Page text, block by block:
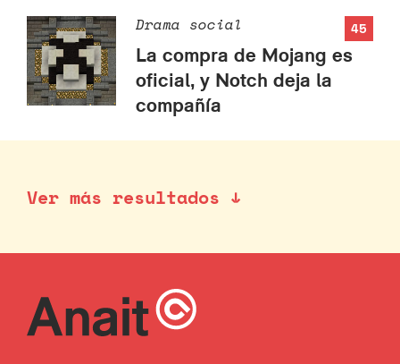
45
Drama social
La compra de Mojang es
oficial, y Notch deja la
compañía
Ver más resultados ↓